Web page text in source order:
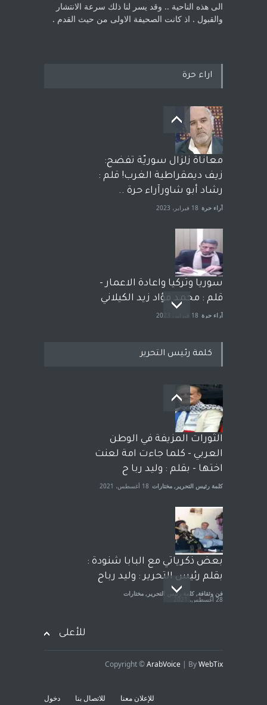
الى هذه الناحية .. وقد يسر لنا ذلك سرعة الانتشار
والقبول . اذ كانت ‏الصحيفة الاولى من حيث القدم . ‏
اراء حرة
معاناة زلزال سوريّة تفضح:
زيف ديمقراطية الغرب! قلم :
رشاد أبو شاورآراء حرة ..
آراء حرة 18 فبراير، 2023
سوريا وتركيا واعادة الاعمار -
قلم : محمد فؤاد زيد الكيلاني
آراء حرة 18 فبراير، 2023
بعد معارك قضائية طاحنة كتب
وترافع فيها بنفسه مرة اخرى..
الشيخ طارق يوسف يقهر
الحكومة الأمريكية ، فأعطوه
الجنسية عن يد وهم صاغرون،
آراء حرة مختارات 7 أبريل، 2023
كلمة رئيس التحرير
الثورات المزيفة في الوطن
العربي - كلما جاءت امة لعنت
اختها - بقلم : وليد ربا ح
كلمة رئيس التحرير , مختارات 18 أغسطس، 2021
بعض ذكرياتي مع البابا شنودة :
بقلم رئيس التحرير : وليد رباح
فن وثقافة, كلمة رئيس التحرير , مختارات
28 أغسطس، 2021
للأعلى
Copyright ©ArabVoice | ByWebTix
للإعلان معنا للاتصال بنا دخول